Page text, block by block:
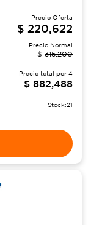
Precio Oferta
$ 220,622
Precio Normal
$ 315,200
Precio total por 4
$ 882,488
Stock:21